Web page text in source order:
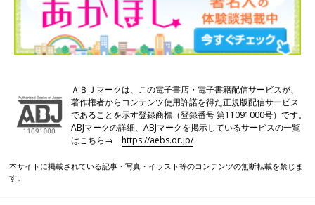
ＡＢＪマークは、この電子書店・電子書籍配信サービスが、
著作権者からコンテンツ使用許諾を得た正規版配信サービス
であることを示す登録商標（登録番号 第11091000号）です。
ABJマークの詳細、ABJマークを掲示しているサービスの一覧
はこちら→https://aebs.or.jp/
本サイトに掲載されている記事・写真・イラスト等のコンテンツの無断転載を禁じま
す。